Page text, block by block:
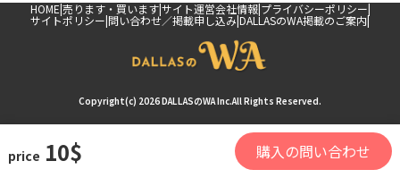
price 10$ 購入の問い合わせ
HOME 売ります・買います サイト運営会社情報 プライバシーポリシー
サイトポリシー 問い合わせ／掲載申し込み DALLASのWA掲載のご案内
Copyright(c) 2026 DALLASのWA Inc.All Rights Reserved.